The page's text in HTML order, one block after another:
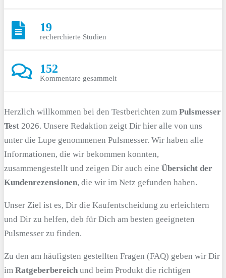
19
recherchierte Studien
152
Kommentare gesammelt
Herzlich willkommen bei den Testberichten zum Pulsmesser
Test 2026. Unsere Redaktion zeigt Dir hier alle von uns
unter die Lupe genommenen Pulsmesser. Wir haben alle
Informationen, die wir bekommen konnten,
zusammengestellt und zeigen Dir auch eine Übersicht der
Kundenrezensionen, die wir im Netz gefunden haben.
Unser Ziel ist es, Dir die Kaufentscheidung zu erleichtern
und Dir zu helfen, deb für Dich am besten geeigneten
Pulsmesser zu finden.
Zu den am häufigsten gestellten Fragen (FAQ) geben wir Dir
im Ratgeberbereich und beim Produkt die richtigen